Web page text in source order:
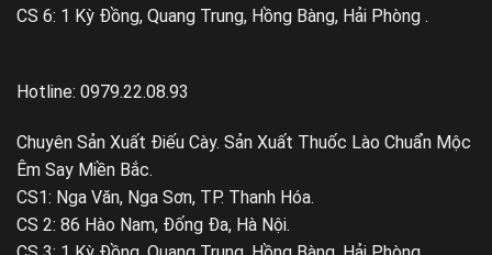
CS 6: 1 Kỳ Đồng, Quang Trung, Hồng Bàng, Hải Phòng .
Hotline: 0979.22.08.93
Chuyên Sản Xuất Điếu Cày. Sản Xuất Thuốc Lào Chuẩn Mộc
Êm Say Miền Bắc.
CS1: Nga Văn, Nga Sơn, TP. Thanh Hóa.
CS 2: 86 Hào Nam, Đống Đa, Hà Nội.